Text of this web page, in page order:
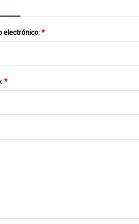
electrónico:*
*